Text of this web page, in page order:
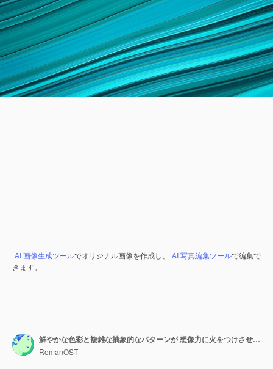
AI 画像生成ツールでオリジナル画像を作成し、 AI 写真編集ツールで編集で
きます。
鮮やかな色彩と複雑な抽象的なパターンが 想像力に火をつけさせてください
RomanOST